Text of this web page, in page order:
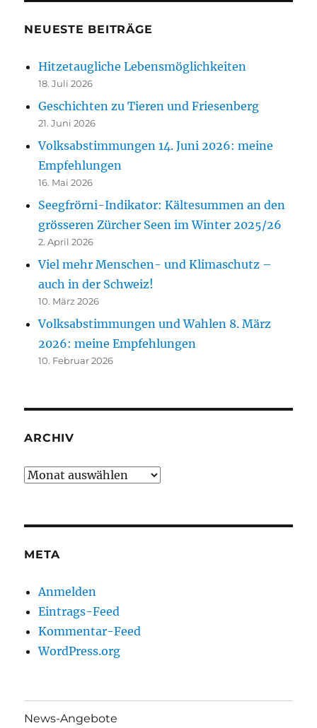
NEUESTE BEITRÄGE
Hitzetaugliche Lebensmöglichkeiten
18. Juli 2026
Geschichten zu Tieren und Friesenberg
21. Juni 2026
Volksabstimmungen 14. Juni 2026: meine
Empfehlungen
16. Mai 2026
Seegfrörni-Indikator: Kältesummen an den
grösseren Zürcher Seen im Winter 2025/26
2. April 2026
Viel mehr Menschen- und Klimaschutz –
auch in der Schweiz!
10. März 2026
Volksabstimmungen und Wahlen 8. März
2026: meine Empfehlungen
10. Februar 2026
ARCHIV
Archiv
META
Anmelden
Eintrags-Feed
Kommentar-Feed
WordPress.org
News-Angebote